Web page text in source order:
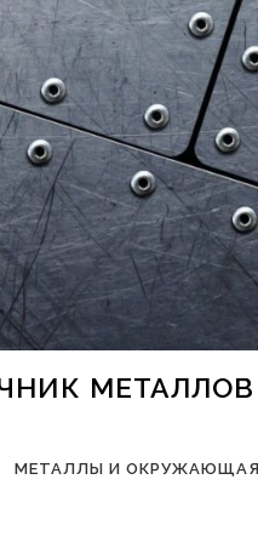
МЕТАЛЛОВ
МЕТАЛЛЫ И